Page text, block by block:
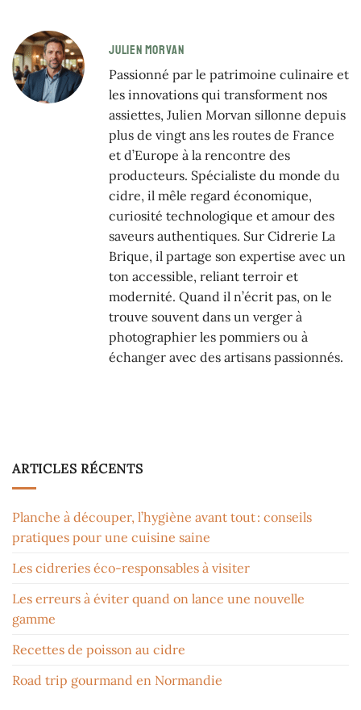
JULIEN MORVAN
Passionné par le patrimoine culinaire et
les innovations qui transforment nos
assiettes, Julien Morvan sillonne depuis
plus de vingt ans les routes de France
et d’Europe à la rencontre des
producteurs. Spécialiste du monde du
cidre, il mêle regard économique,
curiosité technologique et amour des
saveurs authentiques. Sur Cidrerie La
Brique, il partage son expertise avec un
ton accessible, reliant terroir et
modernité. Quand il n’écrit pas, on le
trouve souvent dans un verger à
photographier les pommiers ou à
échanger avec des artisans passionnés.
ARTICLES RÉCENTS
Planche à découper, l’hygiène avant tout : conseils
pratiques pour une cuisine saine
Les cidreries éco-responsables à visiter
Les erreurs à éviter quand on lance une nouvelle
gamme
Recettes de poisson au cidre
Road trip gourmand en Normandie